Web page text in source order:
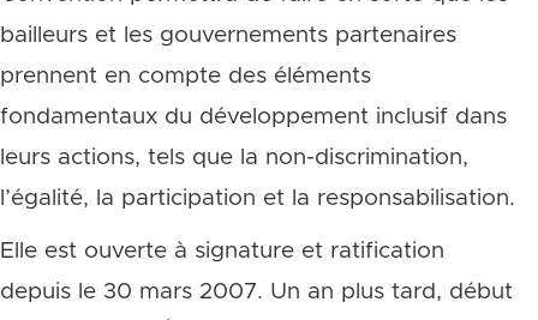
bailleurs et les gouvernements partenaires
prennent en compte des éléments
fondamentaux du développement inclusif dans
leurs actions, tels que la non-discrimination,
l’égalité, la participation et la responsabilisation.
Elle est ouverte à signature et ratification
depuis le 30 mars 2007. Un an plus tard, début